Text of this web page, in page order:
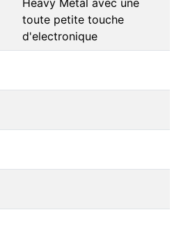
toute petite touche
d'electronique